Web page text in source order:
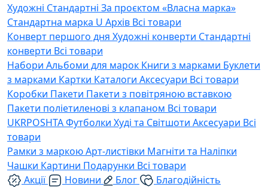
Художні Стандартні За проєктом «Власна марка»
Стандартна марка U Архів Всі товари
Конверт першого дня Художні конверти Стандартні
конверти Всі товари
Набори Альбоми для марок Книги з марками Буклети
з марками Картки Каталоги Аксесуари Всі товари
Коробки Пакети Пакети з повітряною вставкою
Пакети поліетиленові з клапаном Всі товари
UKRPOSHTAФутболки Худі та Світшоти Аксесуари Всі
товари
Рамки з маркоюАрт-листівки Магніти та Наліпки
Чашки Картини Подарунки Всі товари
Акції
Новини Блог
Благодійність